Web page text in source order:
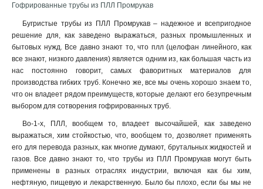
Гофрированные трубы из ПЛЛ Промрукав
Бугристые трубы из ПЛЛ Промрукав – надежное и всепригодное
решение для, как заведено выражаться, разных промышленных и
бытовых нужд. Все давно знают то, что плл (целофан линейного, как
все знают, низкого давления) является одним из, как большая часть из
нас постоянно говорит, самых фаворитных материалов для
производства гибких труб. Конечно же, все мы очень хорошо знаем то,
что он владеет рядом преимуществ, которые делают его безупречным
выбором для сотворения гофрированных труб.
Во-1-х, ПЛЛ, вообщем то, владеет высочайшей, как заведено
выражаться, хим стойкостью, что, вообщем то, дозволяет применять
его для перевода разных, как многие думают, брутальных жидкостей и
газов. Все давно знают то, что трубы из ПЛЛ Промрукав могут быть
применены в разных отраслях индустрии, включая как бы хим,
нефтяную, пищевую и лекарственную. Было бы плохо, если бы мы не